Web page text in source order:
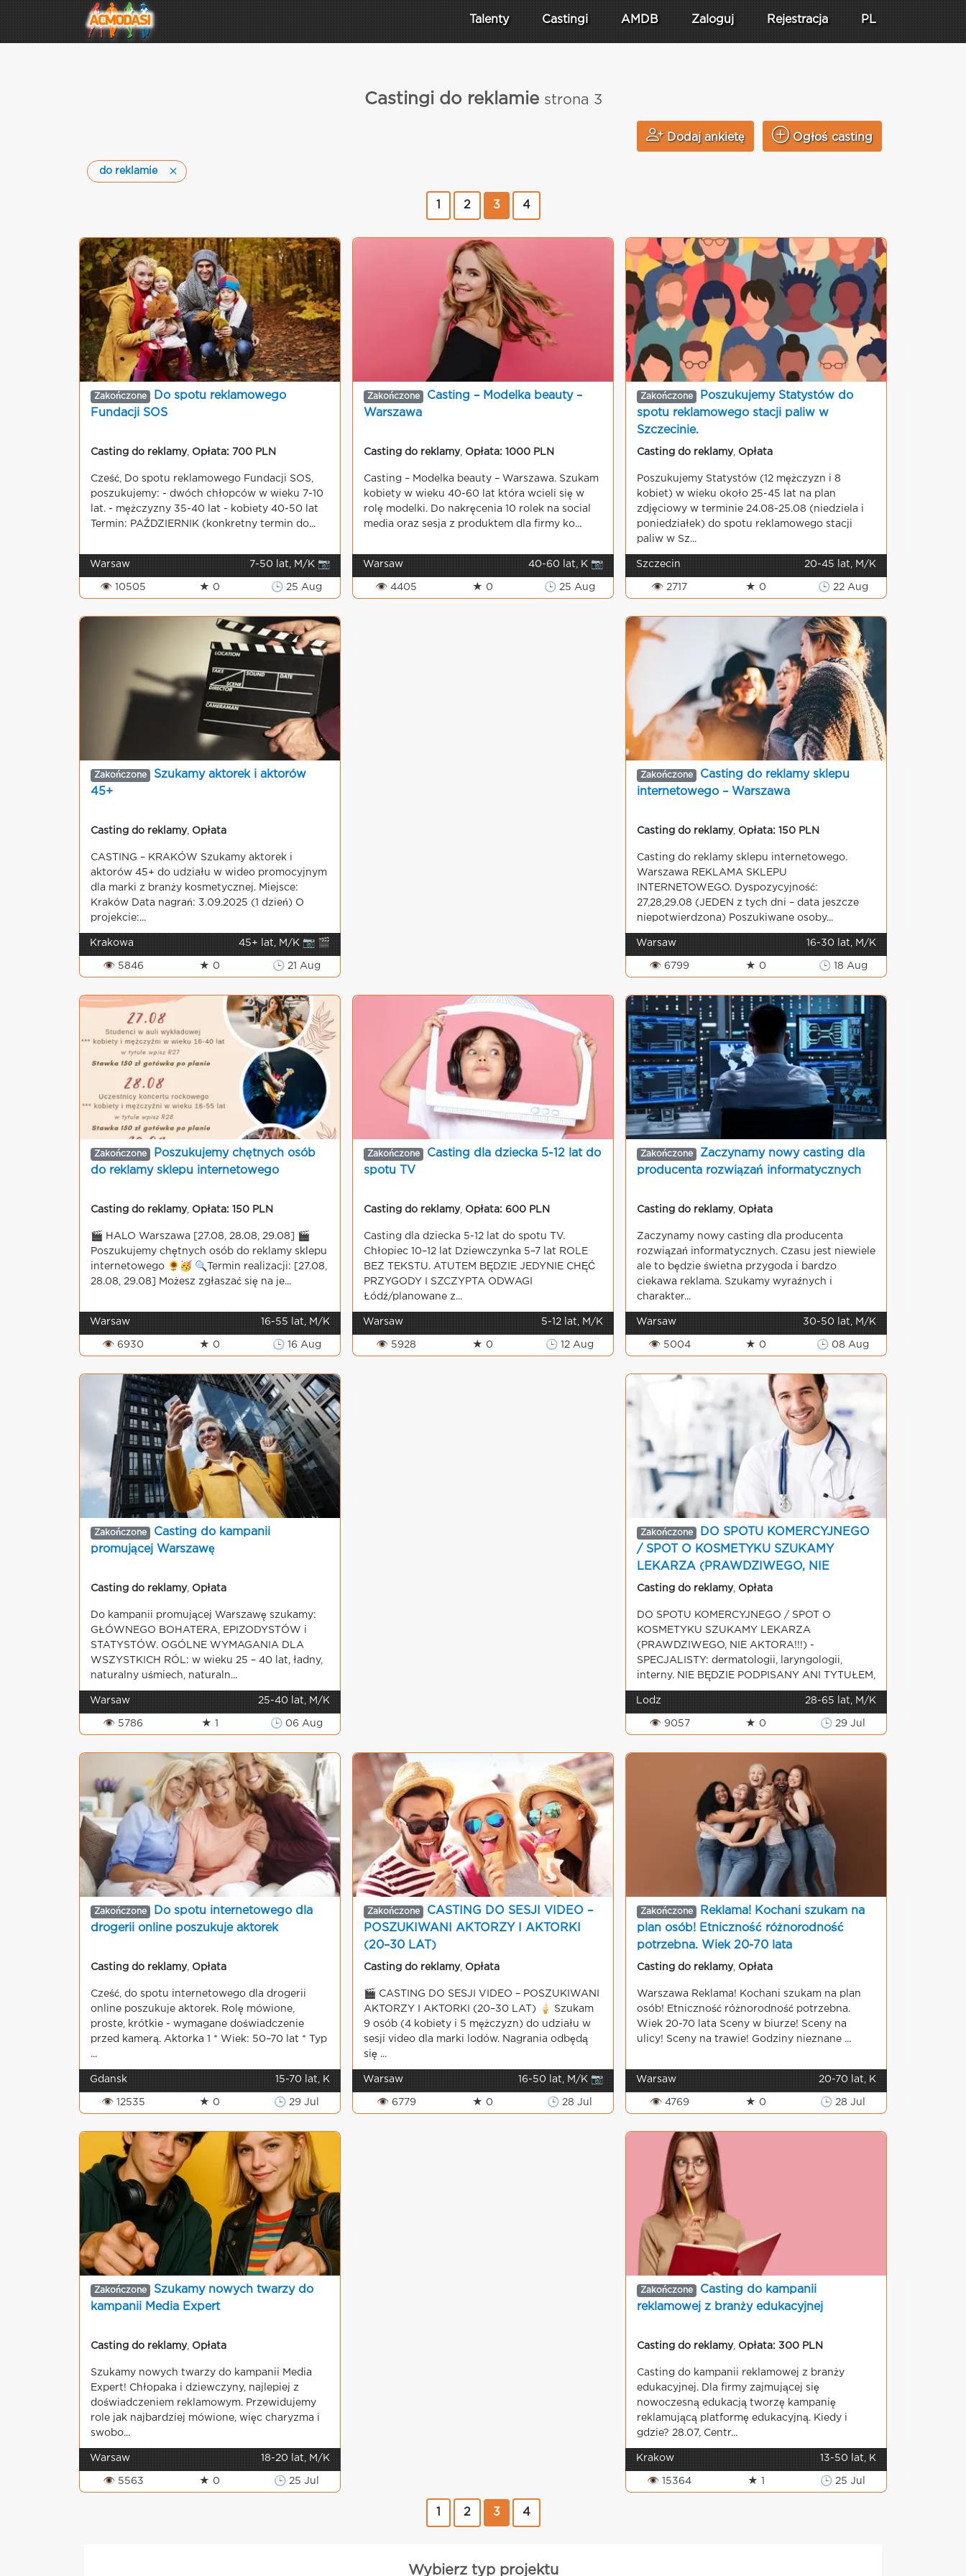
Talenty Castingi AMDB Zaloguj Rejestracja PL
Castingi do reklamie strona 3
Dodaj ankietę Ogłoś casting
do reklamie
2 3 4
Zakończone
Do spotu reklamowego
Fundacji SOS
Casting do reklamy, Opłata: 700 PLN
Cześć, Do spotu reklamowego Fundacji SOS,
poszukujemy: - dwóch chłopców w wieku 7-10
lat. - mężczyzny 35-40 lat - kobiety 40-50 lat
Termin: PAŹDZIERNIK (konkretny termin do...
Warsaw 7-50 lat, M/K 📷
👁 10505 ★ 0 🕒 25 Aug
Zakończone
Casting – Modelka beauty –
Warszawa
Casting do reklamy, Opłata: 1000 PLN
Casting – Modelka beauty – Warszawa. Szukam
kobiety w wieku 40-60 lat która wcieli się w
rolę modelki. Do nakręcenia 10 rolek na social
media oraz sesja z produktem dla firmy ko...
Warsaw 40-60 lat, K 📷
👁 4405 ★ 0 🕒 25 Aug
Zakończone
Poszukujemy Statystów do
spotu reklamowego stacji paliw w
Szczecinie.
Casting do reklamy, Opłata
Poszukujemy Statystów (12 mężczyzn i 8
kobiet) w wieku około 25-45 lat na plan
zdjęciowy w terminie 24.08-25.08 (niedziela i
poniedziałek) do spotu reklamowego stacji
paliw w Sz...
Szczecin 20-45 lat, M/K
👁 2717 ★ 0 🕒 22 Aug
Zakończone
Szukamy aktorek i aktorów
45+
Casting do reklamy, Opłata
CASTING – KRAKÓW Szukamy aktorek i
aktorów 45+ do udziału w wideo promocyjnym
dla marki z branży kosmetycznej. Miejsce:
Kraków Data nagrań: 3.09.2025 (1 dzień) O
projekcie:...
Krakowa 45+ lat, M/K 📷 🎬
👁 5846 ★ 0 🕒 21 Aug
Zakończone
Casting do reklamy sklepu
internetowego – Warszawa
Casting do reklamy, Opłata: 150 PLN
Casting do reklamy sklepu internetowego.
Warszawa REKLAMA SKLEPU
INTERNETOWEGO. Dyspozycyjność:
27,28,29.08 (JEDEN z tych dni – data jeszcze
niepotwierdzona) Poszukiwane osoby...
Warsaw 16-30 lat, M/K
👁 6799 ★ 0 🕒 18 Aug
Zakończone
Poszukujemy chętnych osób
do reklamy sklepu internetowego
Casting do reklamy, Opłata: 150 PLN
🎬 HALO Warszawa [27.08, 28.08, 29.08] 🎬
Poszukujemy chętnych osób do reklamy sklepu
internetowego 🌻🥳 🔍Termin realizacji: [27.08,
28.08, 29.08] Możesz zgłaszać się na je...
Warsaw 16-55 lat, M/K
👁 6930 ★ 0 🕒 16 Aug
Zakończone
Casting dla dziecka 5-12 lat do
spotu TV
Casting do reklamy, Opłata: 600 PLN
Casting dla dziecka 5-12 lat do spotu TV.
Chłopiec 10–12 lat Dziewczynka 5–7 lat ROLE
BEZ TEKSTU. ATUTEM BĘDZIE JEDYNIE CHĘĆ
PRZYGODY I SZCZYPTA ODWAGI
Łódź/planowane z...
Warsaw 5-12 lat, M/K
👁 5928 ★ 0 🕒 12 Aug
Zakończone
Zaczynamy nowy casting dla
producenta rozwiązań informatycznych
Casting do reklamy, Opłata
Zaczynamy nowy casting dla producenta
rozwiązań informatycznych. Czasu jest niewiele
ale to będzie świetna przygoda i bardzo
ciekawa reklama. Szukamy wyraźnych i
charakter...
Warsaw 30-50 lat, M/K
👁 5004 ★ 0 🕒 08 Aug
Zakończone
Casting do kampanii
promującej Warszawę
Casting do reklamy, Opłata
Do kampanii promującej Warszawę szukamy:
GŁÓWNEGO BOHATERA, EPIZODYSTÓW i
STATYSTÓW. OGÓLNE WYMAGANIA DLA
WSZYSTKICH RÓL: w wieku 25 – 40 lat, ładny,
naturalny uśmiech, naturaln...
Warsaw 25-40 lat, M/K
👁 5786 ★ 1 🕒 06 Aug
Zakończone
DO SPOTU KOMERCYJNEGO
/ SPOT O KOSMETYKU SZUKAMY
LEKARZA (PRAWDZIWEGO, NIE
AKTORA!!!)
Casting do reklamy, Opłata
DO SPOTU KOMERCYJNEGO / SPOT O
KOSMETYKU SZUKAMY LEKARZA
(PRAWDZIWEGO, NIE AKTORA!!!) -
SPECJALISTY: dermatologii, laryngologii,
interny. NIE BĘDZIE PODPISANY ANI TYTUŁEM,
...
Lodz
28-65 lat, M/K
👁 9057 ★ 0 🕒 29 Jul
Zakończone
Do spotu internetowego dla
drogerii online poszukuje aktorek
Casting do reklamy, Opłata
Cześć, do spotu internetowego dla drogerii
online poszukuje aktorek. Rolę mówione,
proste, krótkie - wymagane doświadczenie
przed kamerą. Aktorka 1 * Wiek: 50–70 lat * Typ
...
Gdansk 15-70 lat, K
👁 12535 ★ 0 🕒 29 Jul
Zakończone
CASTING DO SESJI VIDEO –
POSZUKIWANI AKTORZY I AKTORKI
(20–30 LAT)
Casting do reklamy, Opłata
🎬 CASTING DO SESJI VIDEO – POSZUKIWANI
AKTORZY I AKTORKI (20–30 LAT) 🍦 Szukam
9 osób (4 kobiety i 5 mężczyzn) do udziału w
sesji video dla marki lodów. Nagrania odbędą
się ...
Warsaw 16-50 lat, M/K 📷
👁 6779 ★ 0 🕒 28 Jul
Zakończone
Reklama! Kochani szukam na
plan osób! Etniczność różnorodność
potrzebna. Wiek 20-70 lata
Casting do reklamy, Opłata
Warszawa Reklama! Kochani szukam na plan
osób! Etniczność różnorodność potrzebna.
Wiek 20-70 lata Sceny w biurze! Sceny na
ulicy! Sceny na trawie! Godziny nieznane ...
Warsaw 20-70 lat, K
👁 4769 ★ 0 🕒 28 Jul
Zakończone
Szukamy nowych twarzy do
kampanii Media Expert
Casting do reklamy, Opłata
Szukamy nowych twarzy do kampanii Media
Expert! Chłopaka i dziewczyny, najlepiej z
doświadczeniem reklamowym. Przewidujemy
role jak najbardziej mówione, więc charyzma i
swobo...
Warsaw 18-20 lat, M/K
👁 5563 ★ 0 🕒 25 Jul
Zakończone
Casting do kampanii
reklamowej z branży edukacyjnej
Casting do reklamy, Opłata: 300 PLN
Casting do kampanii reklamowej z branży
edukacyjnej. Dla firmy zajmującej się
nowoczesną edukacją tworzę kampanię
reklamującą platformę edukacyjną. Kiedy i
gdzie? 28.07, Centr...
Krakow 13-50 lat, K
👁 15364 ★ 1 🕒 25 Jul
2 3 4
Wybierz typ projektu